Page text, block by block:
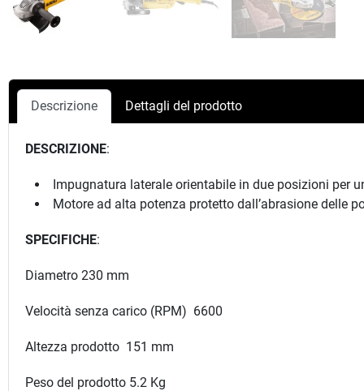
Descrizione Dettagli del prodotto
DESCRIZIONE:
Impugnatura laterale orientabile in due posizioni per
Motore ad alta potenza protetto dall’abrasione delle
SPECIFICHE:
Diametro 230 mm
Velocità senza carico (RPM) 6600
Altezza prodotto 151 mm
Peso del prodotto 5.2 Kg